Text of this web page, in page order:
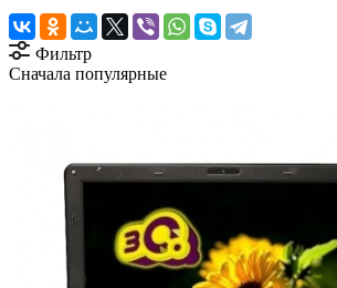
Фильтр
Сначала популярные